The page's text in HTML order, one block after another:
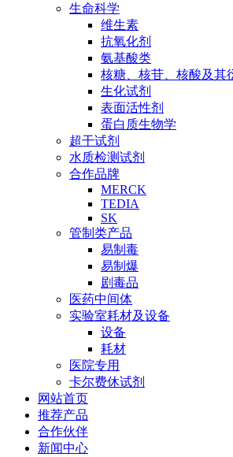
生命科学
维生素
抗氧化剂
氨基酸类
核糖、核苷、核酸及其
生化试剂
表面活性剂
蛋白质生物学
超干试剂
水质检测试剂
合作品牌
MERCK
TEDIA
SK
管制类产品
易制毒
易制爆
剧毒品
医药中间体
实验室耗材及设备
设备
耗材
医院专用
卡尔费休试剂
网站首页
推荐产品
合作伙伴
新闻中心